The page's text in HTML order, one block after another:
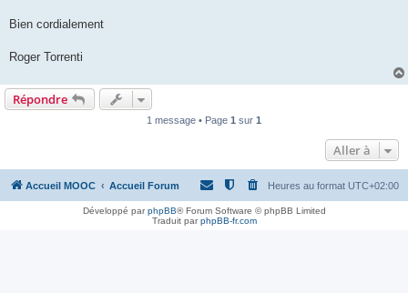
Bien cordialement
Roger Torrenti
Répondre
1 message • Page 1 sur 1
Aller à
Accueil MOOC Accueil Forum Heures au format UTC+02:00
Développé parphpBB® Forum Software © phpBB Limited
Traduit parphpBB-fr.com